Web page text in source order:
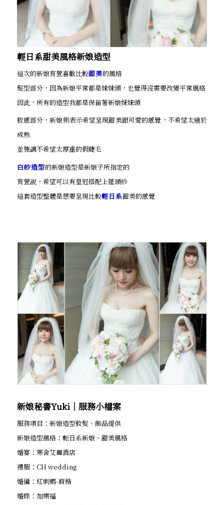
輕日系甜美風格新娘造型
這次的新娘育萱喜歡比較甜美的風格
髮型部分，因為新娘平常都是妹妹頭，也覺得沒需要改變平常風格
因此，所有的造型我都是保留著新娘妹妹頭
妝感部分，新娘則表示希望呈現甜美跟可愛的感覺，不希望太過於
成熟
並強調不希望太厚重的假睫毛
白紗造型的新娘造型是新娘子所指定的
育萱說，希望可以有皇冠搭配上蓬頭紗
這套造型整體是想要呈現比較輕日系甜美的感覺
新娘秘書Yuki│服務小檔案
服務項目：新娘造型妝髮、飾品提供
新娘造型風格：輕日系新娘、甜美風格
婚宴：寒舍艾麗酒店
禮服：CH wedding
婚攝：紅刺蝟-麻楷
婚錄：加樂福